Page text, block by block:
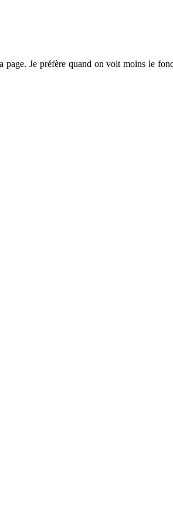
page. Je préfère quand on voit moins le